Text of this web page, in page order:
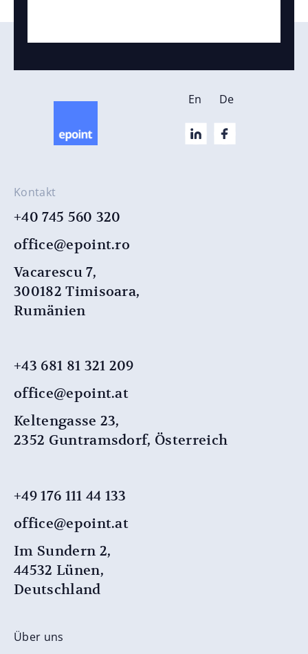
Kontakt
+40 745 560 320
office@epoint.ro
Vacarescu 7,
300182 Timisoara,
Rumänien
+43 681 81 321 209
office@epoint.at
Keltengasse 23,
2352 Guntramsdorf, Österreich
+49 176 111 44 133
office@epoint.at
Im Sundern 2,
44532 Lünen,
Deutschland
Über uns
En De